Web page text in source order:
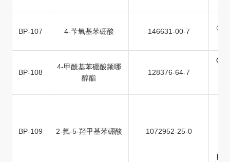
BP-107 4-苄氧基苯硼酸 146631-00-7
BP-108
4-甲酰基苯硼酸频哪
醇酯
128376-64-7
BP-109 2-氟-5-羟甲基苯硼酸 1072952-25-0